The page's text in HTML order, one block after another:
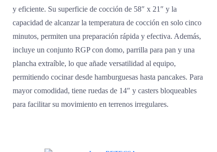
y eficiente. Su superficie de cocción de 58″ x 21″ y la
capacidad de alcanzar la temperatura de cocción en solo cinco
minutos, permiten una preparación rápida y efectiva. Además,
incluye un conjunto RGP con domo, parrilla para pan y una
plancha extraíble, lo que añade versatilidad al equipo,
permitiendo cocinar desde hamburguesas hasta pancakes. Para
mayor comodidad, tiene ruedas de 14″ y casters bloqueables
para facilitar su movimiento en terrenos irregulares.